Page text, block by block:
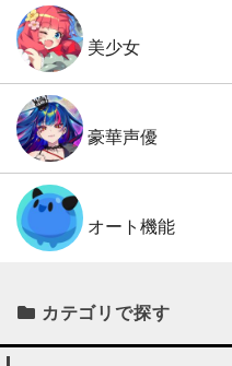
美少女
豪華声優
オート機能
カテゴリで探す